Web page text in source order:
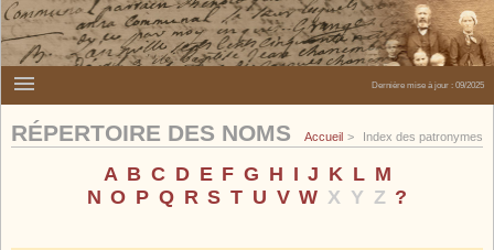
Dernière mise à jour : 09/2025
RÉPERTOIRE DES NOMS Accueil Index des patronymes
A B C D E F G H I J K L M
N O P Q R S T U V W X Y Z ?